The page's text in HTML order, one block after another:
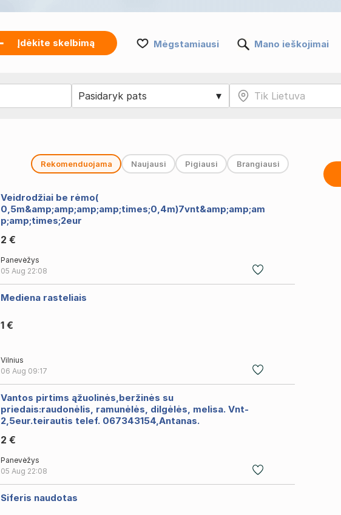
Įdėkite skelbimą Mėgstamiausi Mano ieškojimai
Rekomenduojama Naujausi Pigiausi Brangiausi
Veidrodžiai be rėmo(
0,5m&amp;amp;amp;amp;times;0,4m)7vnt&amp;amp;am
p;amp;times;2eur
2 €
Panevėžys
05 Aug 22:08
Mediena rasteliais
1 €
Vilnius
06 Aug 09:17
Vantos pirtims ąžuolinės,beržinės su
priedais:raudonėlis, ramunėlės, dilgėlės, melisa. Vnt-
2,5eur.teirautis telef. 067343154,Antanas.
2 €
Panevėžys
05 Aug 22:08
Siferis naudotas